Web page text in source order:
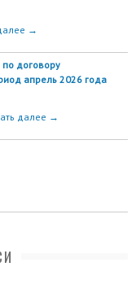
→
договору
апрель 2026 года
далее →